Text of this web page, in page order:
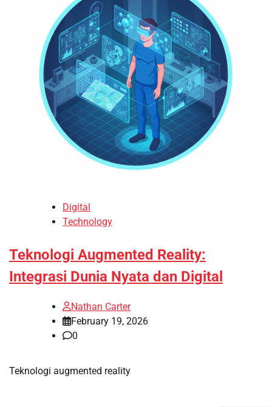
Digital
Technology
Teknologi Augmented Reality:
Integrasi Dunia Nyata dan Digital
Nathan Carter
February 19, 2026
0
Teknologi augmented reality